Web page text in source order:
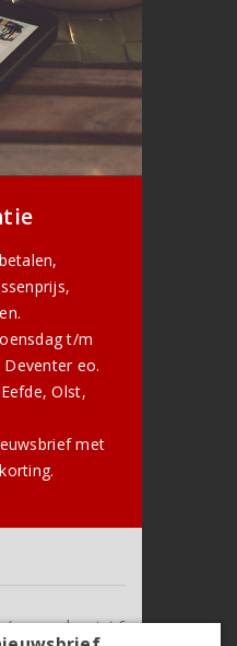
t/m
eo.
Olst,
met
(voor orders tot 6